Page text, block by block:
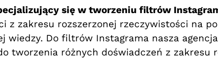
się w tworzeniu filtrów
zakresu rozszerzonej rzeczywistości na
Do filtrów Instagrama nasza
tworzenia różnych doświadczeń z zakresu